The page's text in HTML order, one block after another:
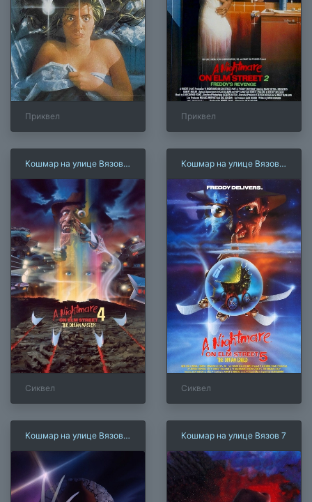
Приквел Приквел
Кошмар на улице Вязов
Сиквел
Кошмар на улице Вязов
Сиквел
Кошмар на улице Вязов
Кошмар на улице Вязов 7